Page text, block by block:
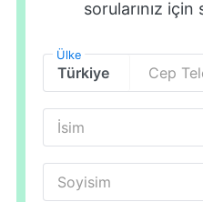
sorularınız için
Ülke
Cep
İsim
Soyisim